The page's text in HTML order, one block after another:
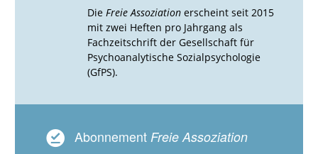
Die Freie Assoziationerscheint seit 2015
mit zwei Heften pro Jahrgang als
Fachzeitschrift der Gesellschaft für
Psychoanalytische Sozialpsychologie
(GfPS).
Abonnement Freie Assoziation